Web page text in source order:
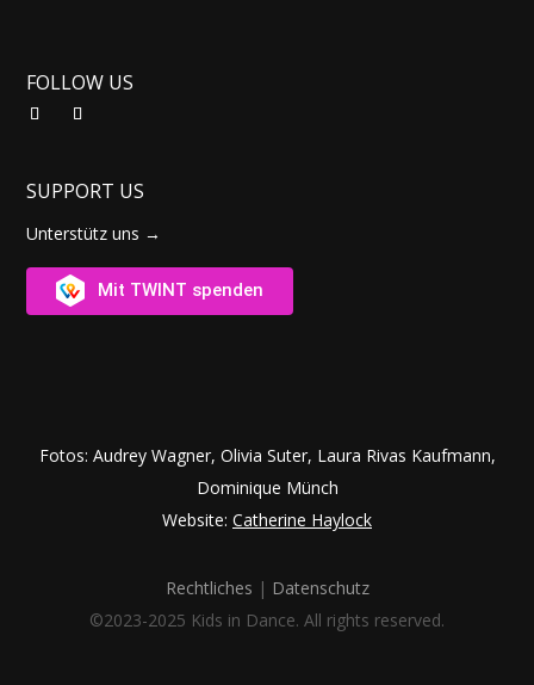
FOLLOW US
SUPPORT US
Unterstütz uns →
Mit TWINT spenden
Fotos: Audrey Wagner, Olivia Suter, Laura Rivas Kaufmann,
Dominique Münch
Website: Catherine Haylock
Rechtliches | Datenschutz
©2023-2025 Kids in Dance. All rights reserved.